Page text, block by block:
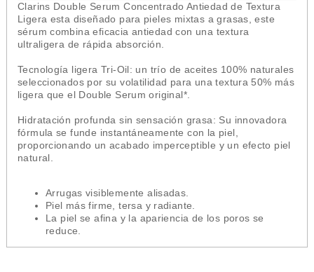
Clarins Double Serum Concentrado Antiedad de Textura
Ligera esta diseñado para pieles mixtas a grasas, este
sérum combina eficacia antiedad con una textura
ultraligera de rápida absorción.
Tecnología ligera Tri-Oil: un trío de aceites 100% naturales
seleccionados por su volatilidad para una textura 50% más
ligera que el Double Serum original*.
Hidratación profunda sin sensación grasa: Su innovadora
fórmula se funde instantáneamente con la piel,
proporcionando un acabado imperceptible y un efecto piel
natural.
Arrugas visiblemente alisadas.
Piel más firme, tersa y radiante.
La piel se afina y la apariencia de los poros se
reduce.